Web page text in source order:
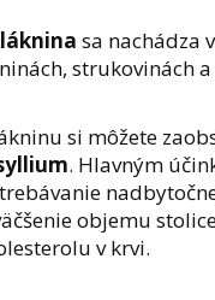
sa nachádza
strukovinách a
si môžete
. Hlavným
objemu
v krvi.